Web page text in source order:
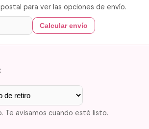
para ver las opciones de envío.
Calcular envío
Te avisamos cuando esté listo.